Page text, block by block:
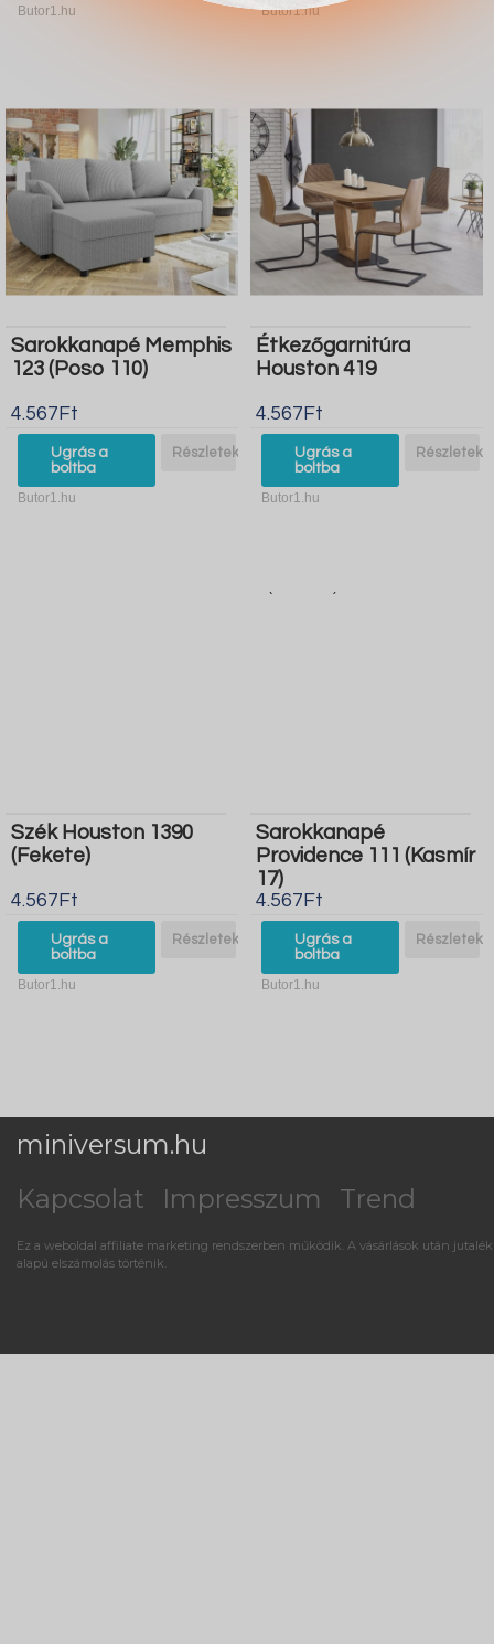
Butor1.hu Butor1.hu
Sarokkanapé Memphis
123 (Poso 110)
4.567Ft
Ugrás a
boltba
Részletek
Butor1.hu
Étkezőgarnitúra
Houston 419
4.567Ft
Ugrás a
boltba
Részletek
Butor1.hu
Szék Houston 1390
(Fekete)
4.567Ft
Ugrás a
boltba
Részletek
Butor1.hu
Sarokkanapé
Providence 111 (Kasmír
17)
4.567Ft
Ugrás a
boltba
Részletek
Butor1.hu
miniversum.hu
Kapcsolat
Impresszum Trend
Ez a weboldal affiliate marketing rendszerben működik. A vásárlások után jutalék
alapú elszámolás történik.